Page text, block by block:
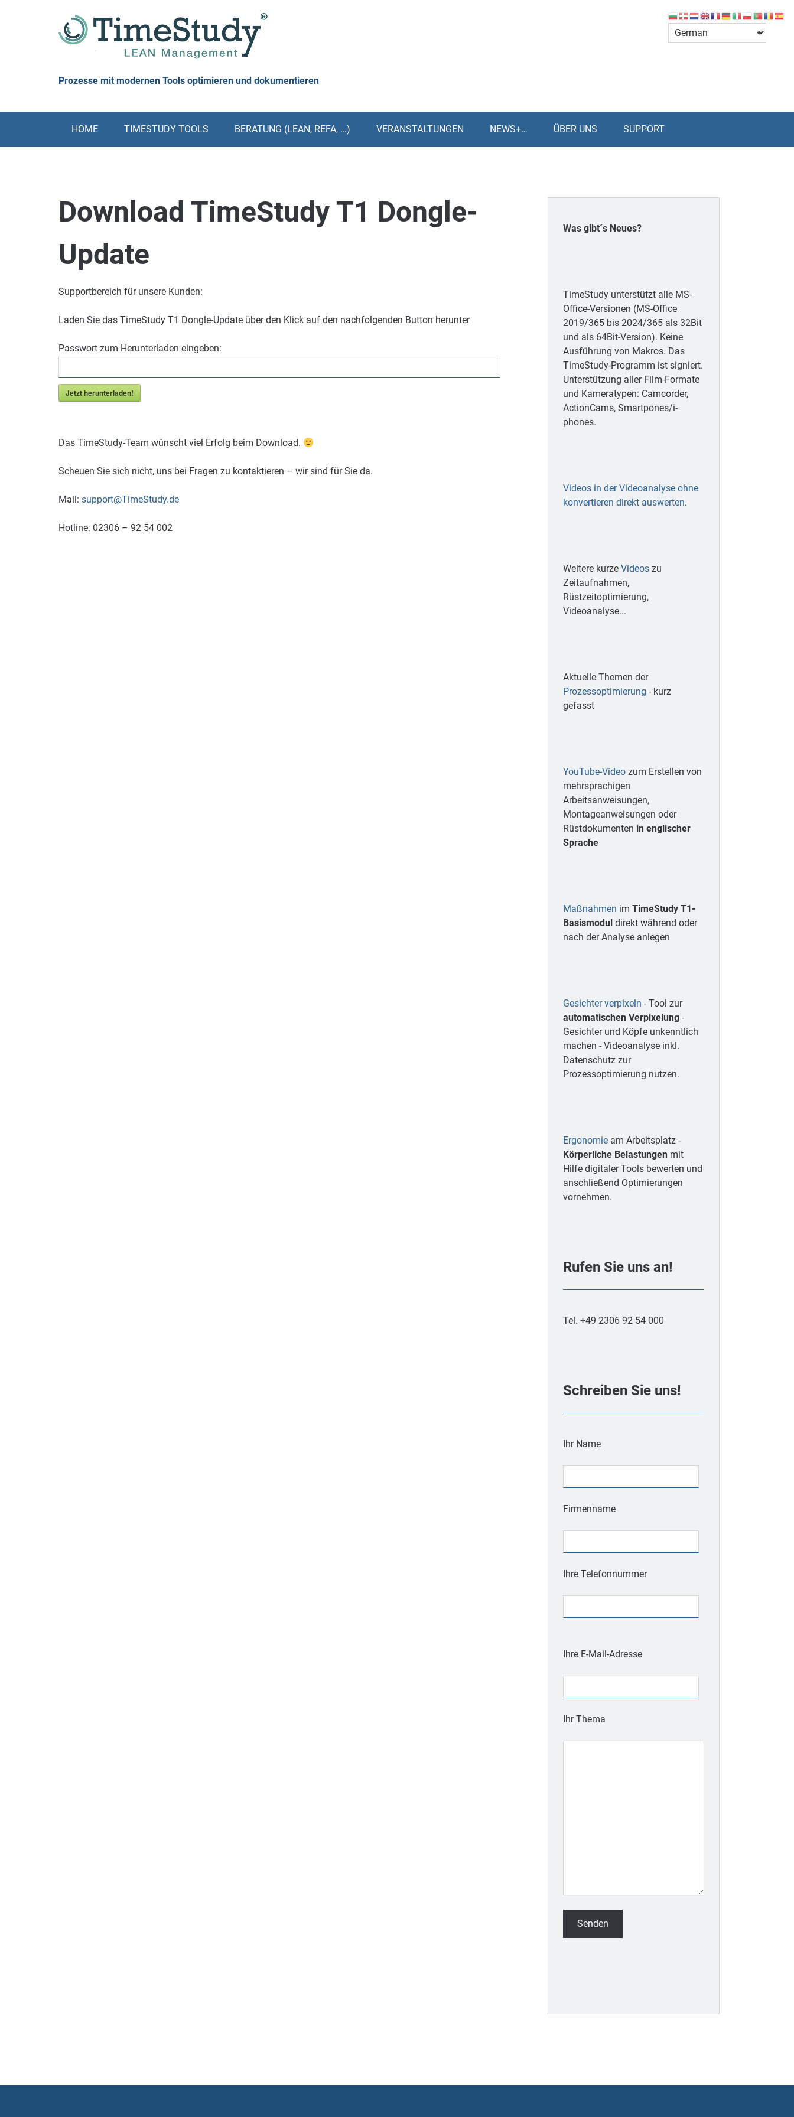
Prozesse mit modernen Tools optimieren und dokumentieren
HOME TIMESTUDY TOOLS BERATUNG (LEAN, REFA, …) VERANSTALTUNGEN NEWS+… ÜBER UNS SUPPORT
Download TimeStudy T1 Dongle-
Update
Supportbereich für unsere Kunden:
Laden Sie das TimeStudy T1 Dongle-Update über den Klick auf den nachfolgenden Button herunter
Passwort zum Herunterladen eingeben:
Jetzt herunterladen!
Das TimeStudy-Team wünscht viel Erfolg beim Download.
Scheuen Sie sich nicht, uns bei Fragen zu kontaktieren – wir sind für Sie da.
Mail: support@TimeStudy.de
Hotline: 02306 – 92 54 002
Was gibt´s Neues?
TimeStudy unterstützt alle MS-
Office-Versionen (MS-Office
2019/365 bis 2024/365 als 32Bit
und als 64Bit-Version). Keine
Ausführung von Makros. Das
TimeStudy-Programm ist signiert.
Unterstützung aller Film-Formate
und Kameratypen: Camcorder,
ActionCams, Smartpones/i-
phones.
Videos in der Videoanalyse ohne
konvertieren direkt auswerten.
Weitere kurze Videoszu
Zeitaufnahmen,
Rüstzeitoptimierung,
Videoanalyse...
Aktuelle Themen der
Prozessoptimierung - kurz
gefasst
YouTube-Videozum Erstellen von
mehrsprachigen
Arbeitsanweisungen,
Montageanweisungen oder
Rüstdokumenten in englischer
Sprache
Maßnahmen im TimeStudy T1-
Basismoduldirekt während oder
nach der Analyse anlegen
Gesichter verpixeln - Tool zur
automatischen Verpixelung-
Gesichter und Köpfe unkenntlich
machen - Videoanalyse inkl.
Datenschutz zur
Prozessoptimierung nutzen.
Ergonomieam Arbeitsplatz -
Körperliche Belastungenmit
Hilfe digitaler Tools bewerten und
anschließend Optimierungen
vornehmen.
Rufen Sie uns an!
Tel. +49 2306 92 54 000
Schreiben Sie uns!
Ihr Name
Firmenname
Ihre Telefonnummer
lasse
leer.
Ihre E-Mail-Adresse
Ihr Thema